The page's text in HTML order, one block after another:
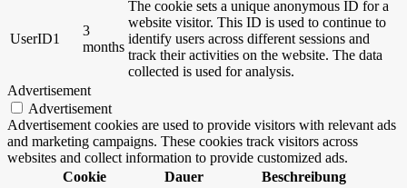
UserID1
3
months
The cookie sets a unique anonymous ID for a
website visitor. This ID is used to continue to
identify users across different sessions and
track their activities on the website. The data
collected is used for analysis.
Advertisement
Advertisement
Advertisement cookies are used to provide visitors with relevant ads
and marketing campaigns. These cookies track visitors across
websites and collect information to provide customized ads.
Cookie
Dauer Beschreibung